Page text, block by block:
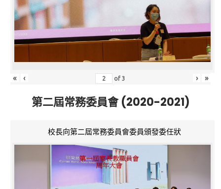
« ‹ of3 › »
第二屆常務委員會 (2020-2021)
校長向第二屆常務委員會委員頒發委任狀